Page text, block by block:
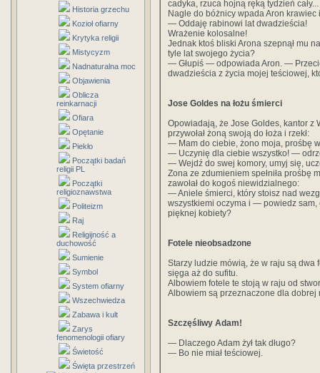
Historia grzechu
Kozioł ofiarny
Krytyka religii
Mistycyzm
Nadnaturalna moc
Objawienia
Oblicza
reinkarnacji
Ofiara
Opętanie
Piekło
Początki badań
religii PL
Początki
religioznawstwa
Politeizm
Raj
Religijność a
duchowość
Sumienie
Symbol
System ofiarny
Wszechwiedza
Zabawa i kult
Zarys
fenomenologii ofiary
Świetość
Święta przestrzeń
cadyka, rzuca hojną ręką tydzień cały...
Nagle do bóżnicy wpada Aron krawiec
— Oddaję rabinowi lat dwadzieścia!
Wrażenie kolosalne!
Jednak ktoś bliski Arona szepnął mu
tyle lat swojego życia?
— Głupiś — odpowiada Aron. —
dwadzieścia z życia mojej teściowej,
Jose Goldes na łożu śmierci
Opowiadają, że Jose Goldes, kantor z
przywołał żoną swoją do łoża i rzekł:
— Mam do ciebie, żono moja, prośbę
— Uczynię dla ciebie wszystko! —
— Wejdź do swej komory, umyj się,
Zona ze zdumieniem spełniła prośbę
zawołał do kogoś niewidzialnego:
— Aniele śmierci, który stoisz nad
wszystkiemi oczyma i — powiedz sam,
pięknej kobiety?
Fotele nieobsadzone
Starzy ludzie mówią, że w raju są dwa
sięga aż do sufitu.
Albowiem fotele te stoją w raju od
Albowiem są przeznaczone dla
Szczęśliwy Adam!
— Dlaczego Adam żył tak długo?
— Bo nie miał teściowej.